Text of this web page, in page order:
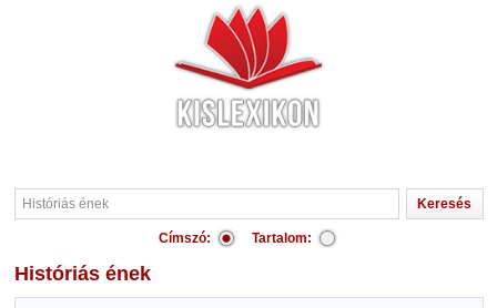
Címszó: Tartalom:
Históriás ének